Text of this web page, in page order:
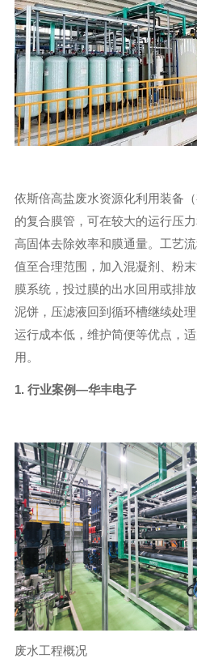
依斯倍高盐废水资源化利用装备
的复合膜管，可在较大的运行压
高固体去除效率和膜通量。工艺
值至合理范围，加入混凝剂、粉
膜系统，投过膜的出水回用或排
泥饼，压滤液回到循环槽继续处
运行成本低，维护简便等优点，
用。
1. 行业案例—华丰电子
废水工程概况